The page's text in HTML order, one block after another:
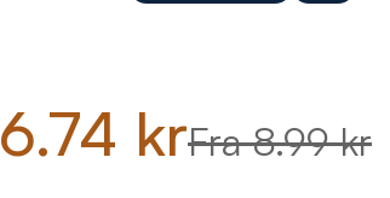
6.74 krFra 8.99 kr